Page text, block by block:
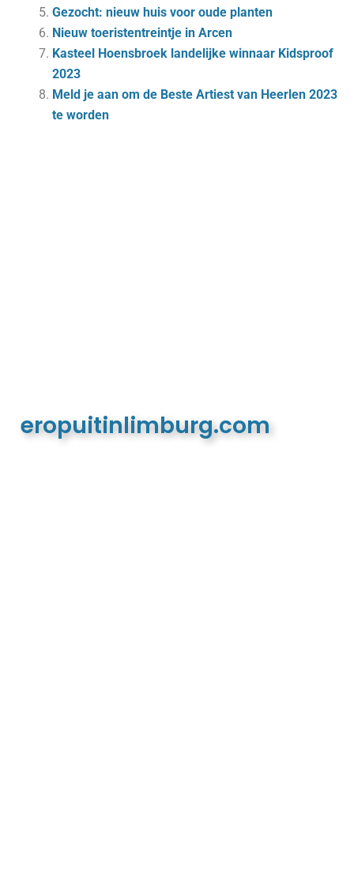
Gezocht: nieuw huis voor oude planten
Nieuw toeristentreintje in Arcen
Kasteel Hoensbroek landelijke winnaar Kidsproof
2023
Meld je aan om de Beste Artiest van Heerlen 2023
te worden
eropuitinlimburg.com